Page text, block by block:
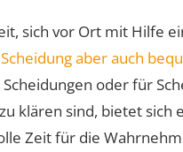
sich vor Ort mit Hilfe
Scheidung aber auch
oder für
klären sind, bietet sich
Zeit für die